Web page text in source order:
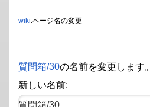
wiki:ページ名の変更
質問箱​/30の名前を変更します。
新しい名前: